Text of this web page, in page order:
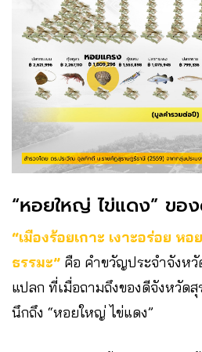
“หอยใหญ่ ไข่แดง” ขอ
“เมืองร้อยเกาะ เงาะอร่อย ห
ธรรมะ” คือ คำขวัญประจำจังห
แปลก ที่เมื่อถามถึงของดีจังหวัด
นึกถึง “หอยใหญ่ ไข่แดง”